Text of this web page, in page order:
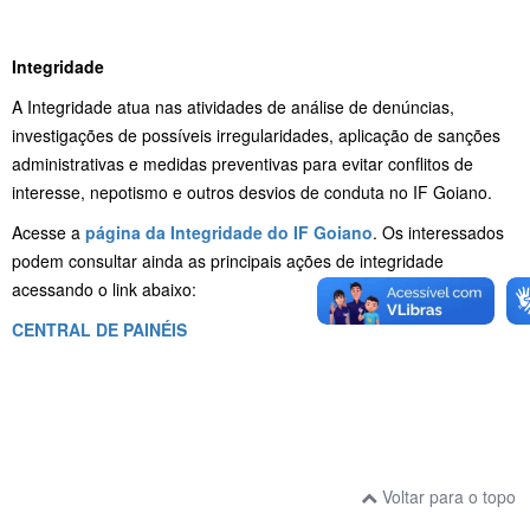
Integridade
A Integridade atua nas atividades de análise de denúncias,
investigações de possíveis irregularidades, aplicação de sanções
administrativas e medidas preventivas para evitar conflitos de
interesse, nepotismo e outros desvios de conduta no IF Goiano.
Acesse a página da Integridade do IF Goiano. Os interessados
podem consultar ainda as principais ações de integridade
acessando o link abaixo:
CENTRAL DE PAINÉIS
Voltar para o topo